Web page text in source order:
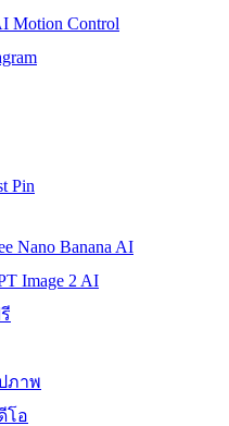
Motion Control
Pin
Nano Banana AI
Image 2 AI
ภาพ
โอ